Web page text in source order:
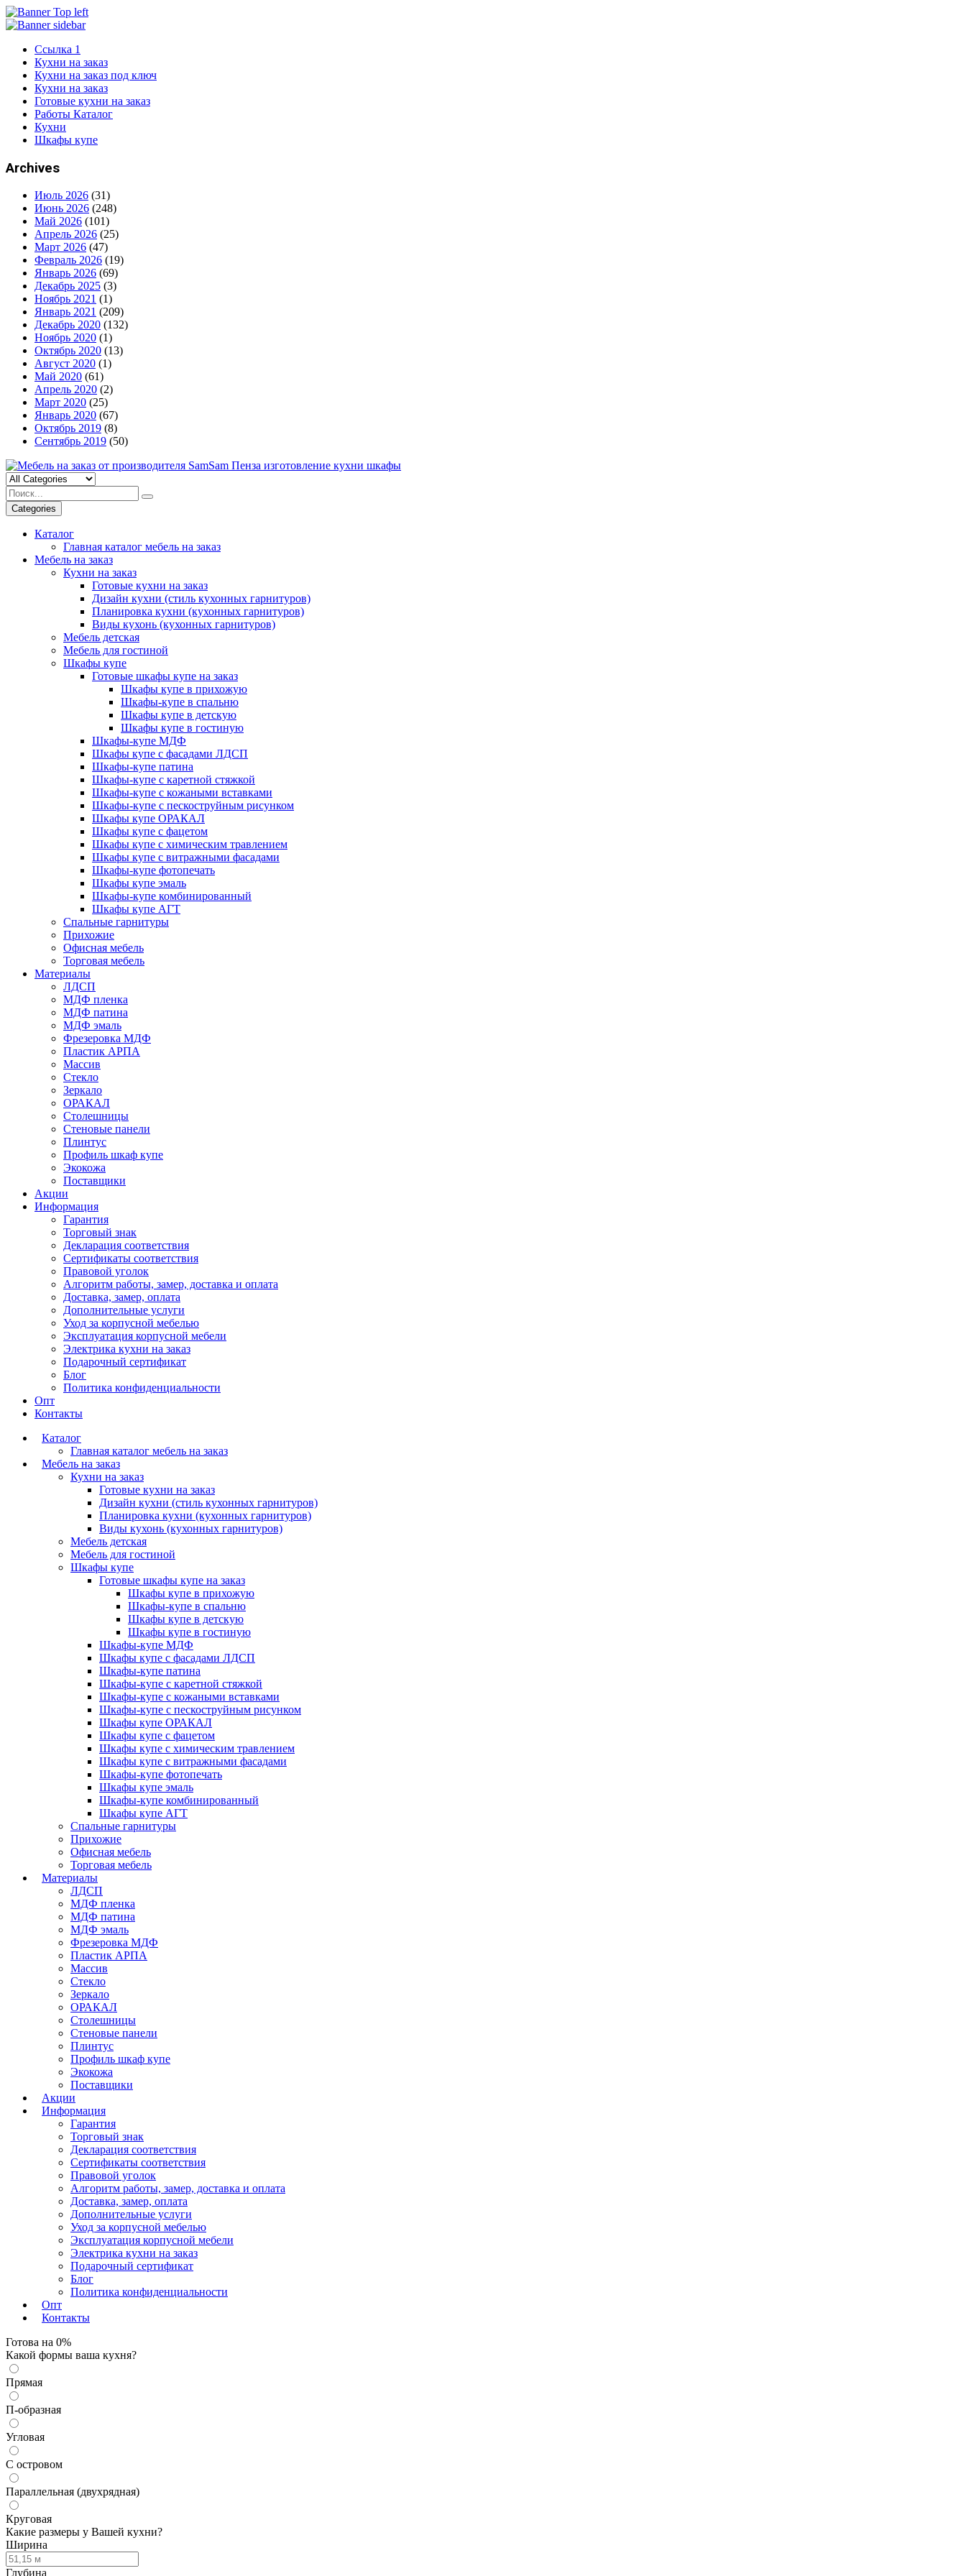
Ссылка 1
Кухни на заказ
Кухни на заказ под ключ
Кухни на заказ
Готовые кухни на заказ
Работы Каталог
Кухни
Шкафы купе
Archives
Июль 2026 (31)
Июнь 2026 (248)
Май 2026 (101)
Апрель 2026 (25)
Март 2026 (47)
Февраль 2026 (19)
Январь 2026 (69)
Декабрь 2025 (3)
Ноябрь 2021 (1)
Январь 2021 (209)
Декабрь 2020 (132)
Ноябрь 2020 (1)
Октябрь 2020 (13)
Август 2020 (1)
Май 2020 (61)
Апрель 2020 (2)
Март 2020 (25)
Январь 2020 (67)
Октябрь 2019 (8)
Сентябрь 2019 (50)
Categories
Каталог
Главная каталог мебель на заказ
Мебель на заказ
Кухни на заказ
Готовые кухни на заказ
Дизайн кухни (стиль кухонных гарнитуров)
Планировка кухни (кухонных гарнитуров)
Виды кухонь (кухонных гарнитуров)
Мебель детская
Мебель для гостиной
Шкафы купе
Готовые шкафы купе на заказ
Шкафы купе в прихожую
Шкафы-купе в спальню
Шкафы купе в детскую
Шкафы купе в гостиную
Шкафы-купе МДФ
Шкафы купе с фасадами ЛДСП
Шкафы-купе патина
Шкафы-купе с каретной стяжкой
Шкафы-купе с кожаными вставками
Шкафы-купе с пескоструйным рисунком
Шкафы купе ОРАКАЛ
Шкафы купе с фацетом
Шкафы купе с химическим травлением
Шкафы купе с витражными фасадами
Шкафы-купе фотопечать
Шкафы купе эмаль
Шкафы-купе комбинированный
Шкафы купе АГТ
Спальные гарнитуры
Прихожие
Офисная мебель
Торговая мебель
Материалы
ЛДСП
МДФ пленка
МДФ патина
МДФ эмаль
Фрезеровка МДФ
Пластик АРПА
Массив
Стекло
Зеркало
ОРАКАЛ
Столешницы
Стеновые панели
Плинтус
Профиль шкаф купе
Экокожа
Поставщики
Акции
Информация
Гарантия
Торговый знак
Декларация соответствия
Сертификаты соответствия
Правовой уголок
Алгоритм работы, замер, доставка и оплата
Доставка, замер, оплата
Дополнительные услуги
Уход за корпусной мебелью
Эксплуатация корпусной мебели
Электрика кухни на заказ
Подарочный сертификат
Блог
Политика конфиденциальности
Опт
Контакты
Каталог
Главная каталог мебель на заказ
Мебель на заказ
Кухни на заказ
Готовые кухни на заказ
Дизайн кухни (стиль кухонных гарнитуров)
Планировка кухни (кухонных гарнитуров)
Виды кухонь (кухонных гарнитуров)
Мебель детская
Мебель для гостиной
Шкафы купе
Готовые шкафы купе на заказ
Шкафы купе в прихожую
Шкафы-купе в спальню
Шкафы купе в детскую
Шкафы купе в гостиную
Шкафы-купе МДФ
Шкафы купе с фасадами ЛДСП
Шкафы-купе патина
Шкафы-купе с каретной стяжкой
Шкафы-купе с кожаными вставками
Шкафы-купе с пескоструйным рисунком
Шкафы купе ОРАКАЛ
Шкафы купе с фацетом
Шкафы купе с химическим травлением
Шкафы купе с витражными фасадами
Шкафы-купе фотопечать
Шкафы купе эмаль
Шкафы-купе комбинированный
Шкафы купе АГТ
Спальные гарнитуры
Прихожие
Офисная мебель
Торговая мебель
Материалы
ЛДСП
МДФ пленка
МДФ патина
МДФ эмаль
Фрезеровка МДФ
Пластик АРПА
Массив
Стекло
Зеркало
ОРАКАЛ
Столешницы
Стеновые панели
Плинтус
Профиль шкаф купе
Экокожа
Поставщики
Акции
Информация
Гарантия
Торговый знак
Декларация соответствия
Сертификаты соответствия
Правовой уголок
Алгоритм работы, замер, доставка и оплата
Доставка, замер, оплата
Дополнительные услуги
Уход за корпусной мебелью
Эксплуатация корпусной мебели
Электрика кухни на заказ
Подарочный сертификат
Блог
Политика конфиденциальности
Опт
Контакты
Готова на 0%
Какой формы ваша кухня?
Прямая
П-образная
Угловая
С островом
Параллельная (двухрядная)
Круговая
Какие размеры у Вашей кухни?
Ширина
Глубина